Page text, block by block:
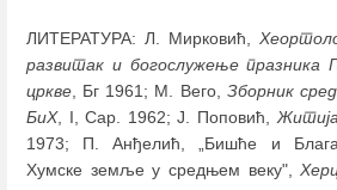
ЛИТЕРАТУРА: Л. Мирковић,
развитак и богослужење празника
цркве , Бг 1961; М. Вего, Зборник
БиХ, I, Сар. 1962; Ј. Поповић,
1973; П. Анђелић, „Бишће и
Хумске земље у средњем веку",